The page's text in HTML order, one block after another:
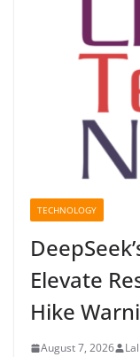
TECHNOLOGY
Elevate
Hike
August 7, 2026